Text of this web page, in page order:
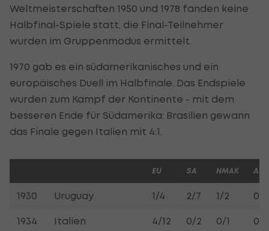
Weltmeisterschaften 1950 und 1978 fanden keine
Halbfinal-Spiele statt, die Final-Teilnehmer
wurden im Gruppenmodus ermittelt.
1970 gab es ein südamerikanisches und ein
europäisches Duell im Halbfinale. Das Endspiele
wurden zum Kampf der Kontinente - mit dem
besseren Ende für Südamerika: Brasilien gewann
das Finale gegen Italien mit 4:1.
EU SA NMAK AF
1930 Uruguay 1/4 2/7 1/2 0/0
1934 Italien 4/12 0/2 0/1 0/1